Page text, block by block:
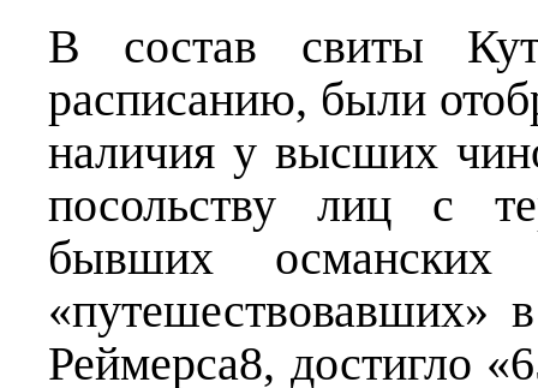
В состав свиты
расписанию, были
наличия у высших
посольству лиц с
бывших османских
«путешествовавших»
Реймерса8, достигло